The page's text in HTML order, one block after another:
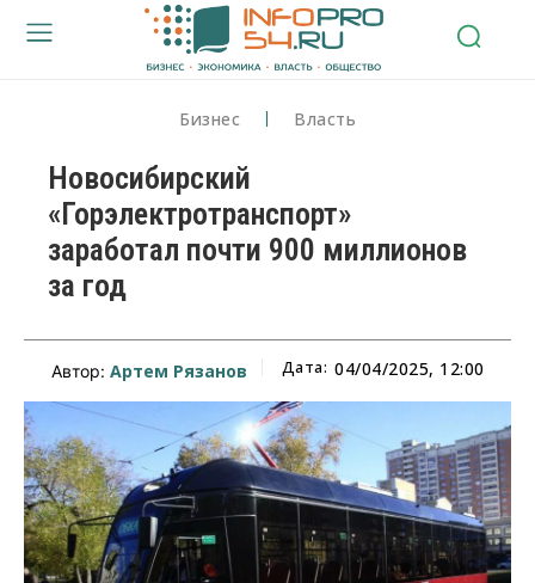
Бизнес Власть
Новосибирский
«Горэлектротранспорт»
заработал почти 900 миллионов
за год
Автор: Артем Рязанов Дата: 04/04/2025, 12:00